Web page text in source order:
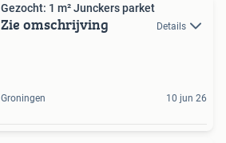
Gezocht: 1 m² Junckers parket
Zie omschrijving Details
Groningen 10 jun 26